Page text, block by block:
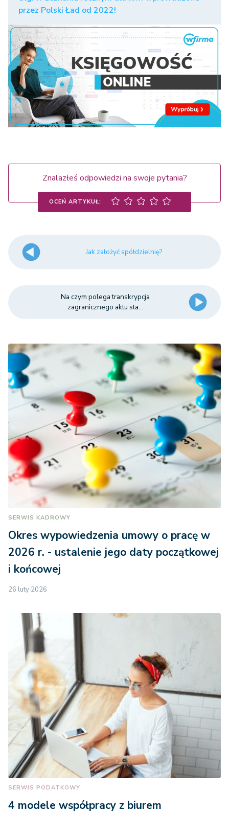
przez Polski Ład od 2022!
Znalazłeś odpowiedzi na swoje pytania?
OCEŃ ARTYKUŁ:
Jak założyć spółdzielnię?
Na czym polega transkrypcja
zagranicznego aktu sta...
SERWIS KADROWY
Okres wypowiedzenia umowy o pracę w
2026 r. - ustalenie jego daty początkowej
i końcowej
26 luty 2026
SERWIS PODATKOWY
4 modele współpracy z biurem